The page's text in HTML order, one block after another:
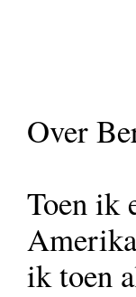
Over
Toen ik
ik toen